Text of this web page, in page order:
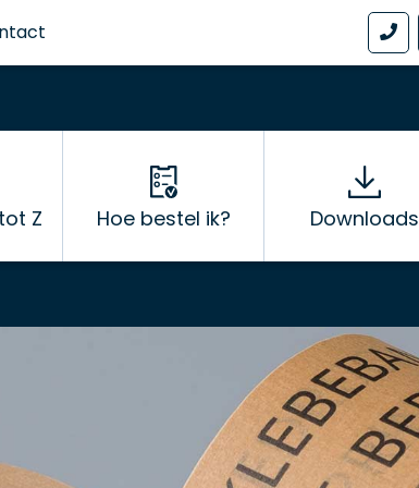
Z Hoe bestel ik? Downloads